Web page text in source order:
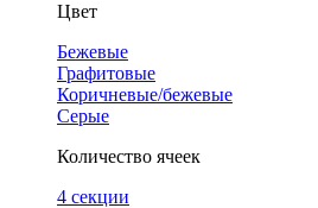
Цвет
Бежевые
Графитовые
Коричневые/бежевые
Серые
Количество ячеек
4 cекции